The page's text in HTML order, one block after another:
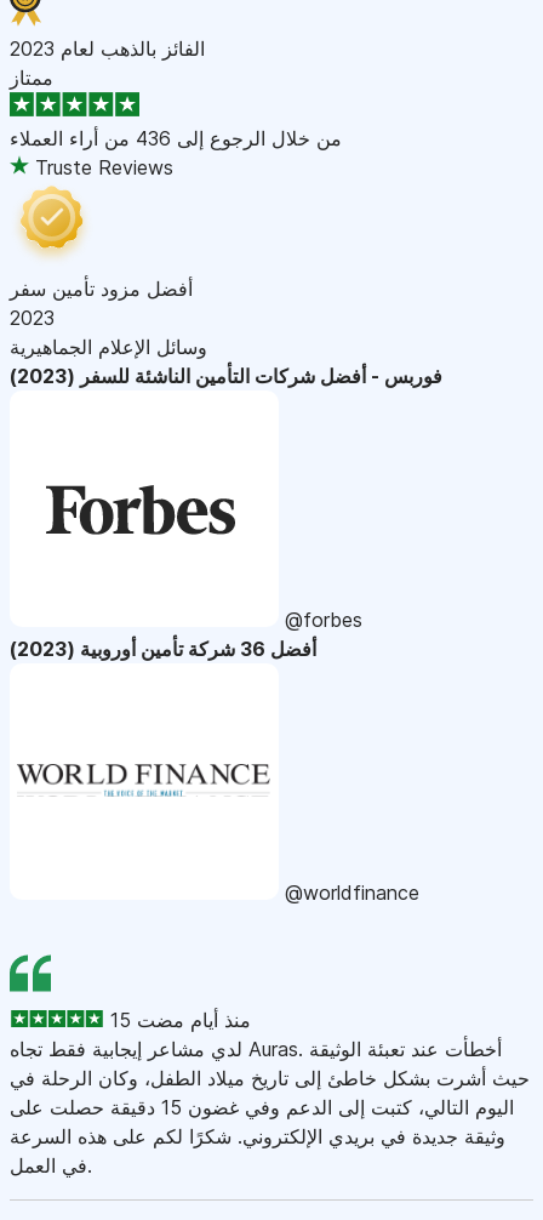
الفائز بالذهب لعام 2023
ممتاز
من خلال الرجوع إلى 436 من أراء العملاء
Truste Reviews
أفضل مزود تأمين سفر
2023
وسائل الإعلام الجماهيرية
فوربس - أفضل شركات التأمين الناشئة للسفر (2023)
@forbes
أفضل 36 شركة تأمين أوروبية (2023)
@worldfinance
15 منذ أيام مضت
لدي مشاعر إيجابية فقط تجاه Auras. أخطأت عند تعبئة الوثيقة
حيث أشرت بشكل خاطئ إلى تاريخ ميلاد الطفل، وكان الرحلة في
اليوم التالي، كتبت إلى الدعم وفي غضون 15 دقيقة حصلت على
وثيقة جديدة في بريدي الإلكتروني. شكرًا لكم على هذه السرعة
في العمل.